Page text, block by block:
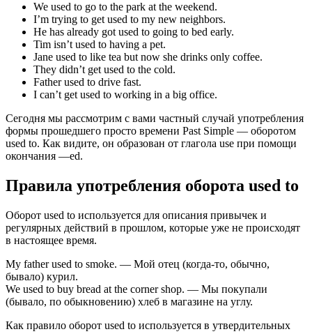
We used to go to the park at the weekend.
I’m trying to get used to my new neighbors.
He has already got used to going to bed early.
Tim isn’t used to having a pet.
Jane used to like tea but now she drinks only coffee.
They didn’t get used to the cold.
Father used to drive fast.
I can’t get used to working in a big office.
Сегодня мы рассмотрим с вами частный случай употребления
формы прошедшего просто времени Past Simple — оборотом
used to. Как видите, он образован от глагола use при помощи
окончания —ed.
Правила употребления оборота used to
Оборот used to используется для описания привычек и
регулярных действий в прошлом, которые уже не происходят
в настоящее время.
My father used to smoke. — Мой отец (когда-то, обычно,
бывало) курил.
We used to buy bread at the corner shop. — Мы покупали
(бывало, по обыкновению) хлеб в магазине на углу.
Как правило оборот used to используется в утвердительных